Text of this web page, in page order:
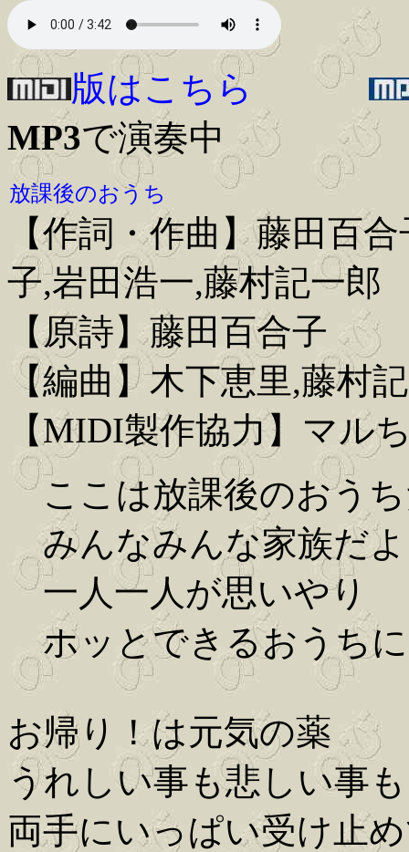
版はこちら
MP3で演奏中
放課後のおうち
【作詞・作曲】藤田百
子,岩田浩一,藤村記一郎
【原詩】藤田百合子
【編曲】木下恵里,藤村
【MIDI製作協力】マル
ここは放課後のおう
みんなみんな家族だよ
一人一人が思いやり
ホッとできるおうち
お帰り！は元気の薬
うれしい事も悲しい事も
両手にいっぱい受け止